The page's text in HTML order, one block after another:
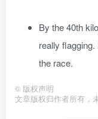
By the 40th
really
the race.
© 版权声明
文章版权归作者所有，